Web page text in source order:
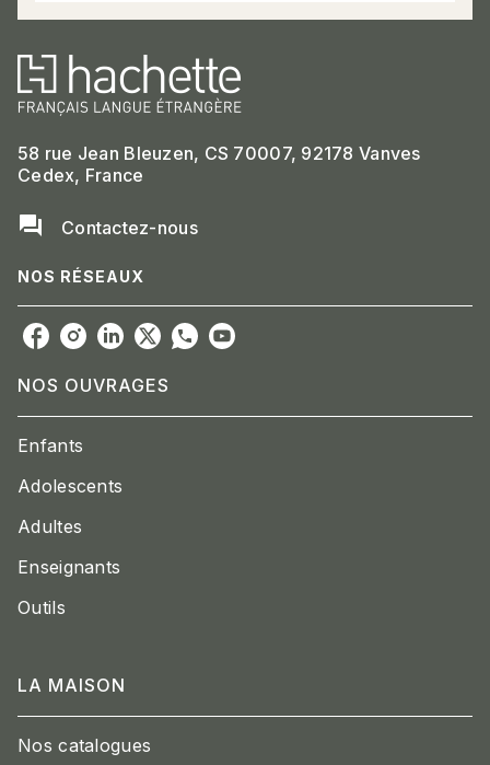
58 rue Jean Bleuzen, CS 70007, 92178 Vanves
Cedex, France
question_answer Contactez-nous
NOS RÉSEAUX
NOS OUVRAGES
Enfants
Adolescents
Adultes
Enseignants
Outils
LA MAISON
Nos catalogues